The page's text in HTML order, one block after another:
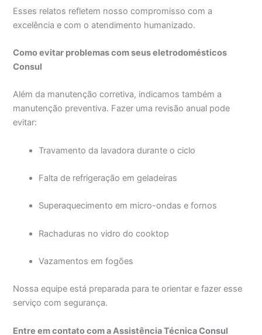
Esses relatos refletem nosso compromisso com a
excelência e com o atendimento humanizado.
Como evitar problemas com seus eletrodomésticos
Consul
Além da manutenção corretiva, indicamos também a
manutenção preventiva. Fazer uma revisão anual pode
evitar:
Travamento da lavadora durante o ciclo
Falta de refrigeração em geladeiras
Superaquecimento em micro-ondas e fornos
Rachaduras no vidro do cooktop
Vazamentos em fogões
Nossa equipe está preparada para te orientar e fazer esse
serviço com segurança.
Entre em contato com a Assistência Técnica Consul